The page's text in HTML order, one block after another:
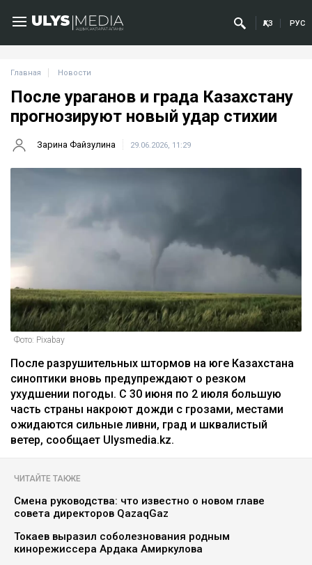
ҚАЗ РУС
Главная Новости
После ураганов и града Казахстану
прогнозируют новый удар стихии
Зарина Файзулина 29.06.2026, 11:29
Фото: Pixabay
После разрушительных штормов на юге Казахстана
синоптики вновь предупреждают о резком
ухудшении погоды. С 30 июня по 2 июля большую
часть страны накроют дожди с грозами, местами
ожидаются сильные ливни, град и шквалистый
ветер, сообщает Ulysmedia.kz.
ЧИТАЙТЕ ТАКЖЕ
Смена руководства: что известно о новом главе
совета директоров QazaqGaz
Токаев выразил соболезнования родным
кинорежиссера Ардака Амиркулова